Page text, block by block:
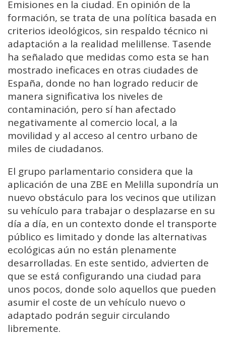
Emisiones en la ciudad. En opinión de la
formación, se trata de una política basada en
criterios ideológicos, sin respaldo técnico ni
adaptación a la realidad melillense. Tasende
ha señalado que medidas como esta se han
mostrado ineficaces en otras ciudades de
España, donde no han logrado reducir de
manera significativa los niveles de
contaminación, pero sí han afectado
negativamente al comercio local, a la
movilidad y al acceso al centro urbano de
miles de ciudadanos.
El grupo parlamentario considera que la
aplicación de una ZBE en Melilla supondría un
nuevo obstáculo para los vecinos que utilizan
su vehículo para trabajar o desplazarse en su
día a día, en un contexto donde el transporte
público es limitado y donde las alternativas
ecológicas aún no están plenamente
desarrolladas. En este sentido, advierten de
que se está configurando una ciudad para
unos pocos, donde solo aquellos que pueden
asumir el coste de un vehículo nuevo o
adaptado podrán seguir circulando
libremente.